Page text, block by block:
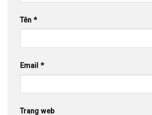
Tên *
Email *
Trang web